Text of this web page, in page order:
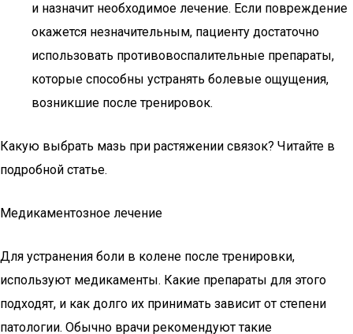
и назначит необходимое лечение. Если повреждение
окажется незначительным, пациенту достаточно
использовать противовоспалительные препараты,
которые способны устранять болевые ощущения,
возникшие после тренировок.
Какую выбрать мазь при растяжении связок? Читайте в
подробной статье.
Медикаментозное лечение
Для устранения боли в колене после тренировки,
используют медикаменты. Какие препараты для этого
подходят, и как долго их принимать зависит от степени
патологии. Обычно врачи рекомендуют такие